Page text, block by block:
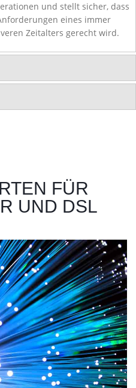
und stellt sicher, dass
eines immer
Zeitalters gerecht wird.
FÜR
UND DSL